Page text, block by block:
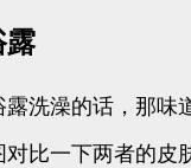
露
洗澡的话，那味
比一下两者的皮